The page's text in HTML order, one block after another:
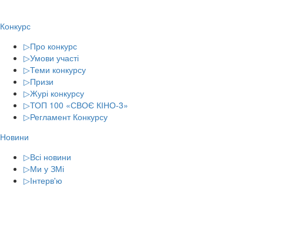
Конкурс
▷Про конкурс
▷Умови участі
▷Теми конкурсу
▷Призи
▷Журі конкурсу
▷ТОП 100 «СВОЄ КІНО-3»
▷Регламент Конкурсу
Новини
▷Всі новини
▷Ми у ЗМі
▷Інтерв'ю